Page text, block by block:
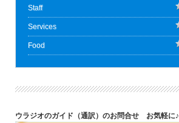
Staff
Services
Food
ウラジオのガイド（通訳）のお問合せ お気軽に♪